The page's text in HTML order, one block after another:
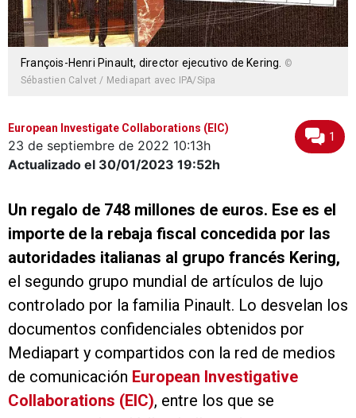
François-Henri Pinault, director ejecutivo de Kering.
©
Sébastien Calvet / Mediapart avec IPA/Sipa
European Investigate Collaborations (EIC)
23 de septiembre de 2022 10:13h
Actualizado el 30/01/2023 19:52h
1
Un regalo de 748 millones de euros. Ese es el
importe de la rebaja fiscal concedida por las
autoridades italianas al grupo francés Kering,
el segundo grupo mundial de artículos de lujo
controlado por la familia Pinault. Lo desvelan los
documentos confidenciales obtenidos por
Mediapart y compartidos con la red de medios
de comunicación European Investigative
Collaborations (EIC), entre los que se